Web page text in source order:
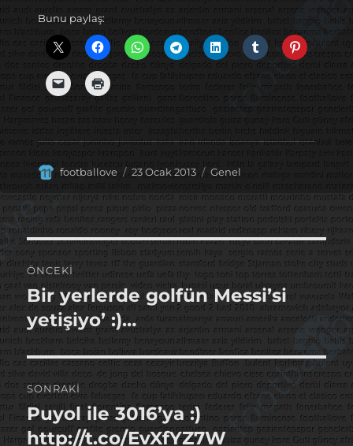
Bunu paylaş:
Yazar
footballove
Yayın
23 Ocak 2013 Kategoriler
Genel
Yazı
gezinmesi
ÖNCEKI
Önceki
yazı:
Bir yerlerde golfün Messi’si
yetişiyo’ :)…
SONRAKI
Sonraki
yazı:
Puyol ile 3016’ya :)
http://t.co/EvXfYZ7W